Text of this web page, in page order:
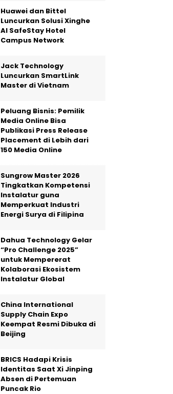
Huawei dan Bittel
Luncurkan Solusi Xinghe
Al SafeStay Hotel
Campus Network
Jack Technology
Luncurkan SmartLink
Master di Vietnam
Peluang Bisnis: Pemilik
Media Online Bisa
Publikasi Press Release
Placement di Lebih dari
150 Media Online
Sungrow Master 2026
Tingkatkan Kompetensi
Instalatur guna
Memperkuat Industri
Energi Surya di Filipina
Dahua Technology Gelar
“Pro Challenge 2025”
untuk Mempererat
Kolaborasi Ekosistem
Instalatur Global
China International
Supply Chain Expo
Keempat Resmi Dibuka di
Beijing
BRICS Hadapi Krisis
Identitas Saat Xi Jinping
Absen di Pertemuan
Puncak Rio